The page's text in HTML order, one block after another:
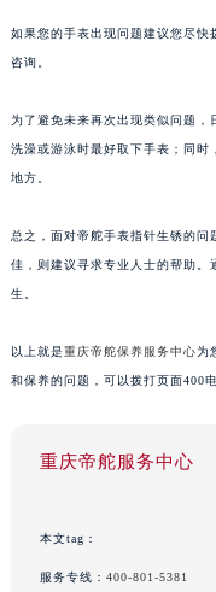
如果您的手表出现问题建议您尽快
咨询。
为了避免未来再次出现类似问题，
洗澡或游泳时最好取下手表；同时
地方。
总之，面对帝舵手表指针生锈的问
佳，则建议寻求专业人士的帮助。
生。
以上就是重庆帝舵保养服务中心为
和保养的问题，可以拨打页面400
重庆帝舵服务中心
本文tag：
服务专线： 400-801-5381